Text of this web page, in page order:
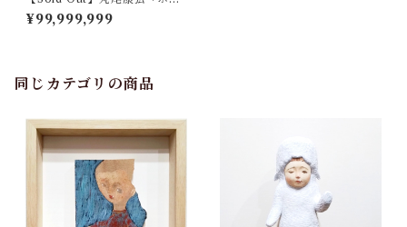
ク」
¥99,999,999
同じカテゴリの商品